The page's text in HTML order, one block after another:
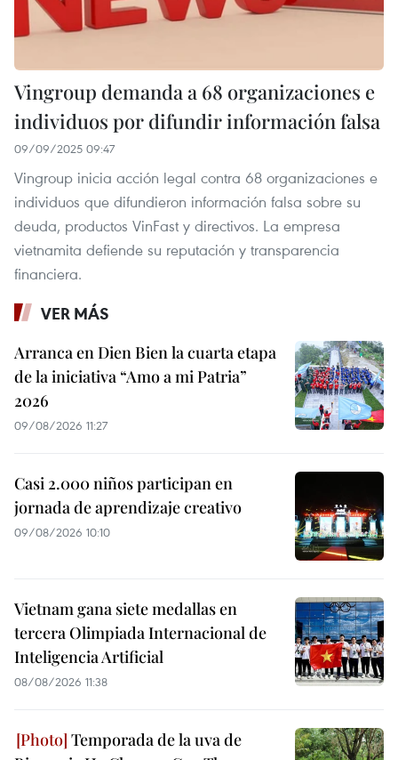
Vingroup demanda a 68 organizaciones e
individuos por difundir información falsa
09/09/2025 09:47
Vingroup inicia acción legal contra 68 organizaciones e
individuos que difundieron información falsa sobre su
deuda, productos VinFast y directivos. La empresa
vietnamita defiende su reputación y transparencia
financiera.
VER MÁS
Arranca en Dien Bien la cuarta etapa
de la iniciativa “Amo a mi Patria”
2026
09/08/2026 11:27
Casi 2.000 niños participan en
jornada de aprendizaje creativo
09/08/2026 10:10
Vietnam gana siete medallas en
tercera Olimpiada Internacional de
Inteligencia Artificial
08/08/2026 11:38
Temporada de la uva de